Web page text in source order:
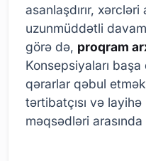
asanlaşdırır,
uzunmüddətli
görə də, proqram
Konsepsiyaları
qərarlar qəbul
tərtibatçısı və
məqsədləri arasında